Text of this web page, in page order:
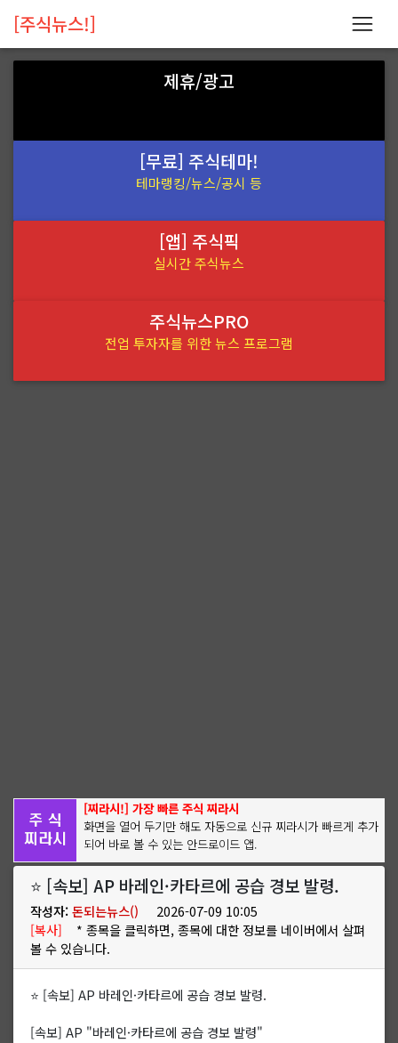
[주식뉴스!]
제휴/광고
[무료] 주식테마!
테마랭킹/뉴스/공시 등
[앱] 주식픽
실시간 주식뉴스
주식뉴스PRO
전업 투자자를 위한 뉴스 프로그램
[찌라시!] 가장 빠른 주식 찌라시
화면을 열어 두기만 해도 자동으로 신규 찌라시가 빠르게 추가
되어 바로 볼 수 있는 안드로이드 앱.
⭐ [속보] AP 바레인·카타르에 공습 경보 발령.
작성자:돈되는뉴스() 2026-07-09 10:05
[복사] * 종목을 클릭하면, 종목에 대한 정보를 네이버에서 살펴
볼 수 있습니다.
⭐ [속보] AP 바레인·카타르에 공습 경보 발령.
[속보] AP "바레인·카타르에 공습 경보 발령"